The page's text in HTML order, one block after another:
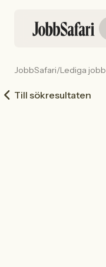
JobbSafari/Lediga jobb
Till sökresultaten